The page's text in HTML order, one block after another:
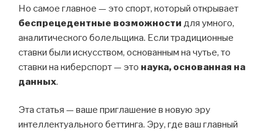
Но самое главное — это спорт, который открывает
беспрецедентные возможности для умного,
аналитического болельщика. Если традиционные
ставки были искусством, основанным на чутье, то
ставки на киберспорт — это наука, основанная на
данных.
Эта статья — ваше приглашение в новую эру
интеллектуального беттинга. Эру, где ваш главный